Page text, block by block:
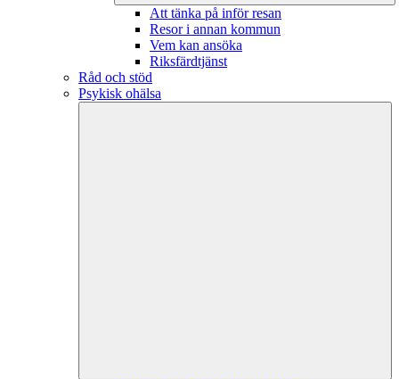
Att tänka på inför resan
Resor i annan kommun
Vem kan ansöka
Riksfärdtjänst
Råd och stöd
Psykisk ohälsa